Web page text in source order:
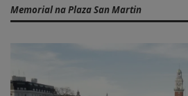
Memorial na Plaza San Martin